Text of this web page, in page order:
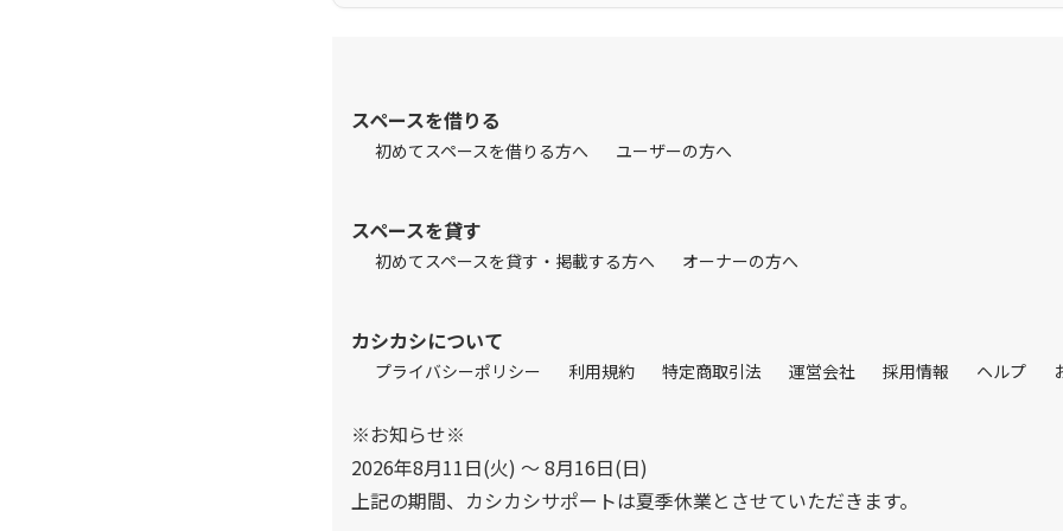
スペースを借りる
初めてスペースを借りる方へ ユーザーの方へ
スペースを貸す
初めてスペースを貸す・掲載する方へ オーナーの方へ
カシカシについて
プライバシーポリシー 利用規約 特定商取引法 運営会社 採用情報 ヘルプ
※お知らせ※
2026年8月11日(火) 〜 8月16日(日)
上記の期間、カシカシサポートは夏季休業とさせていただきます。